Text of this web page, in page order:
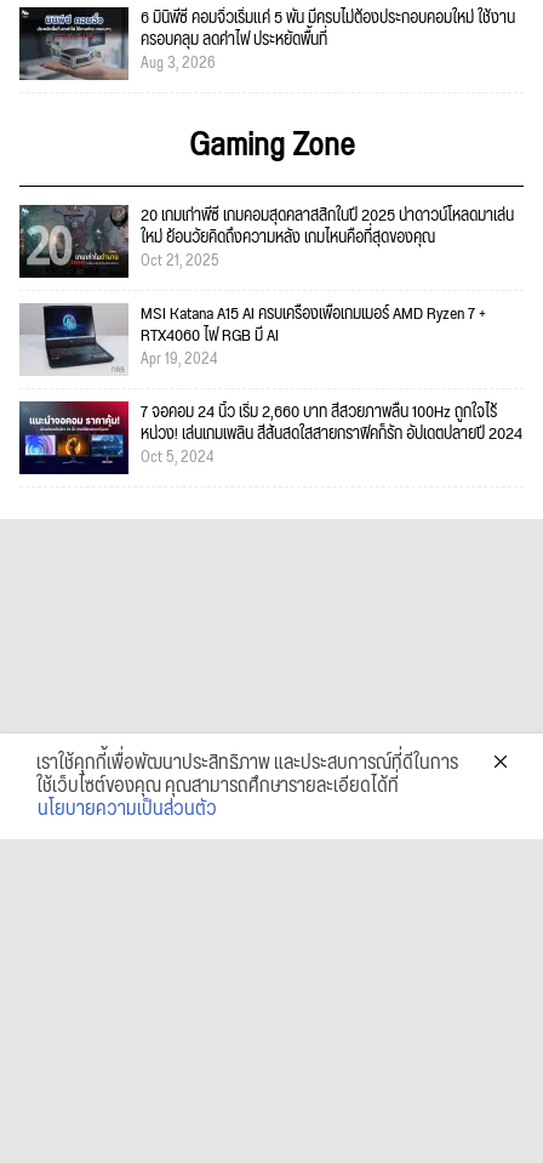
6 มินิพีซี คอมจิ๋วเริ่มแค่ 5 พัน มีครบไม่ต้องประกอบคอมใหม่ ใช้งาน
ครอบคลุม ลดค่าไฟ ประหยัดพื้นที่
Aug 3, 2026
Gaming Zone
20 เกมเก่าพีซี เกมคอมสุดคลาสสิกในปี 2025 น่าดาวน์โหลดมาเล่น
ใหม่ ย้อนวัยคิดถึงความหลัง เกมไหนคือที่สุดของคุณ
Oct 21, 2025
MSI Katana A15 AI ครบเครื่องเพื่อเกมเมอร์ AMD Ryzen 7 +
RTX4060 ไฟ RGB มี AI
Apr 19, 2024
7 จอคอม 24 นิ้ว เริ่ม 2,660 บาท สีสวยภาพลื่น 100Hz ถูกใจไร้
หน่วง! เล่นเกมเพลิน สีสันสดใสสายกราฟิคก็รัก อัปเดตปลายปี 2024
Oct 5, 2024
เราใช้คุกกี้เพื่อพัฒนาประสิทธิภาพ และประสบการณ์ที่ดีในการ
ใช้เว็บไซต์ของคุณ คุณสามารถศึกษารายละเอียดได้ที่
นโยบายความเป็นส่วนตัว